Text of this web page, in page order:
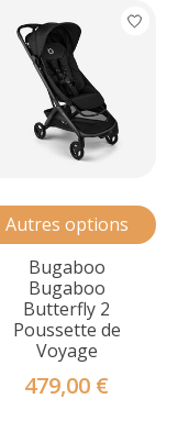
Autres options
Bugaboo
Bugaboo
Butterfly 2
Poussette de
Voyage
479,00 €